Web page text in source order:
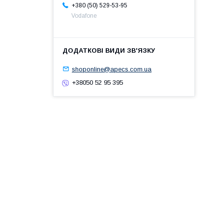
+380 (50) 529-53-95
Vodafone
shoponline@apecs.com.ua
+38050 52 95 395